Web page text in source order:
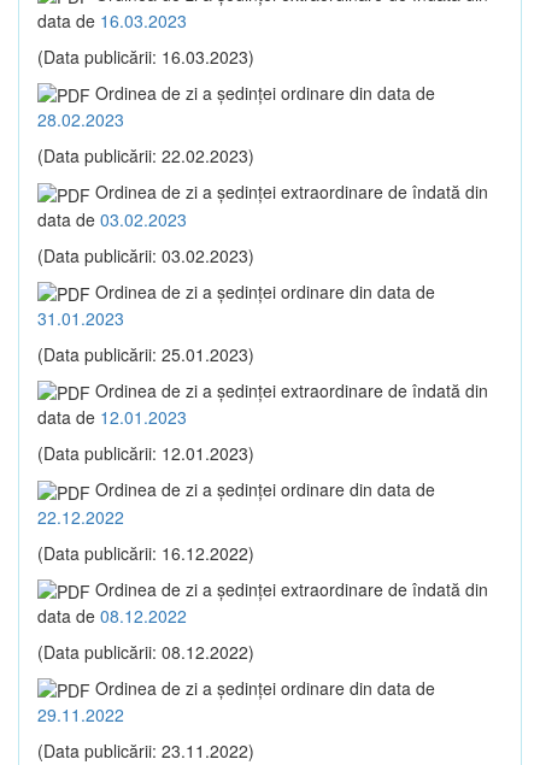
data de 16.03.2023
(Data publicării: 16.03.2023)
Ordinea de zi a şedinţei ordinare din data de
28.02.2023
(Data publicării: 22.02.2023)
Ordinea de zi a şedinţei extraordinare de îndată din
data de 03.02.2023
(Data publicării: 03.02.2023)
Ordinea de zi a şedinţei ordinare din data de
31.01.2023
(Data publicării: 25.01.2023)
Ordinea de zi a şedinţei extraordinare de îndată din
data de 12.01.2023
(Data publicării: 12.01.2023)
Ordinea de zi a şedinţei ordinare din data de
22.12.2022
(Data publicării: 16.12.2022)
Ordinea de zi a şedinţei extraordinare de îndată din
data de 08.12.2022
(Data publicării: 08.12.2022)
Ordinea de zi a şedinţei ordinare din data de
29.11.2022
(Data publicării: 23.11.2022)